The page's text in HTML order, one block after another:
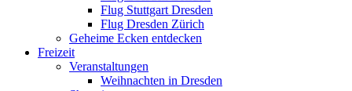
Flug Stuttgart Dresden
Flug Dresden Zürich
Geheime Ecken entdecken
Freizeit
Veranstaltungen
Weihnachten in Dresden